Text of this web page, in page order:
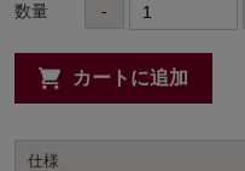
数量 -
カートに追加
仕様